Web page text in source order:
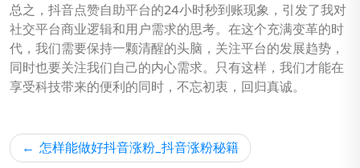
总之，抖音点赞自助平台的24小时秒到账现象，引发了我对
社交平台商业逻辑和用户需求的思考。在这个充满变革的时
代，我们需要保持一颗清醒的头脑，关注平台的发展趋势，
同时也要关注我们自己的内心需求。只有这样，我们才能在
享受科技带来的便利的同时，不忘初衷，回归真诚。
文 怎样能做好抖音涨粉_抖音涨粉秘籍